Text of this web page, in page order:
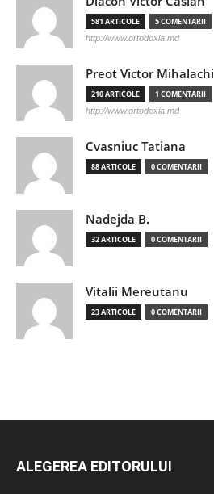
581 ARTICOLE 5 COMENTARII
http://www.ortodoxia.md
Preot Victor Mihalachi
210 ARTICOLE 1 COMENTARII
http://www.ortodoxia.md
Cvasniuc Tatiana
88 ARTICOLE 0 COMENTARII
Nadejda B.
32 ARTICOLE 0 COMENTARII
Vitalii Mereutanu
23 ARTICOLE 0 COMENTARII
ALEGEREA EDITORULUI